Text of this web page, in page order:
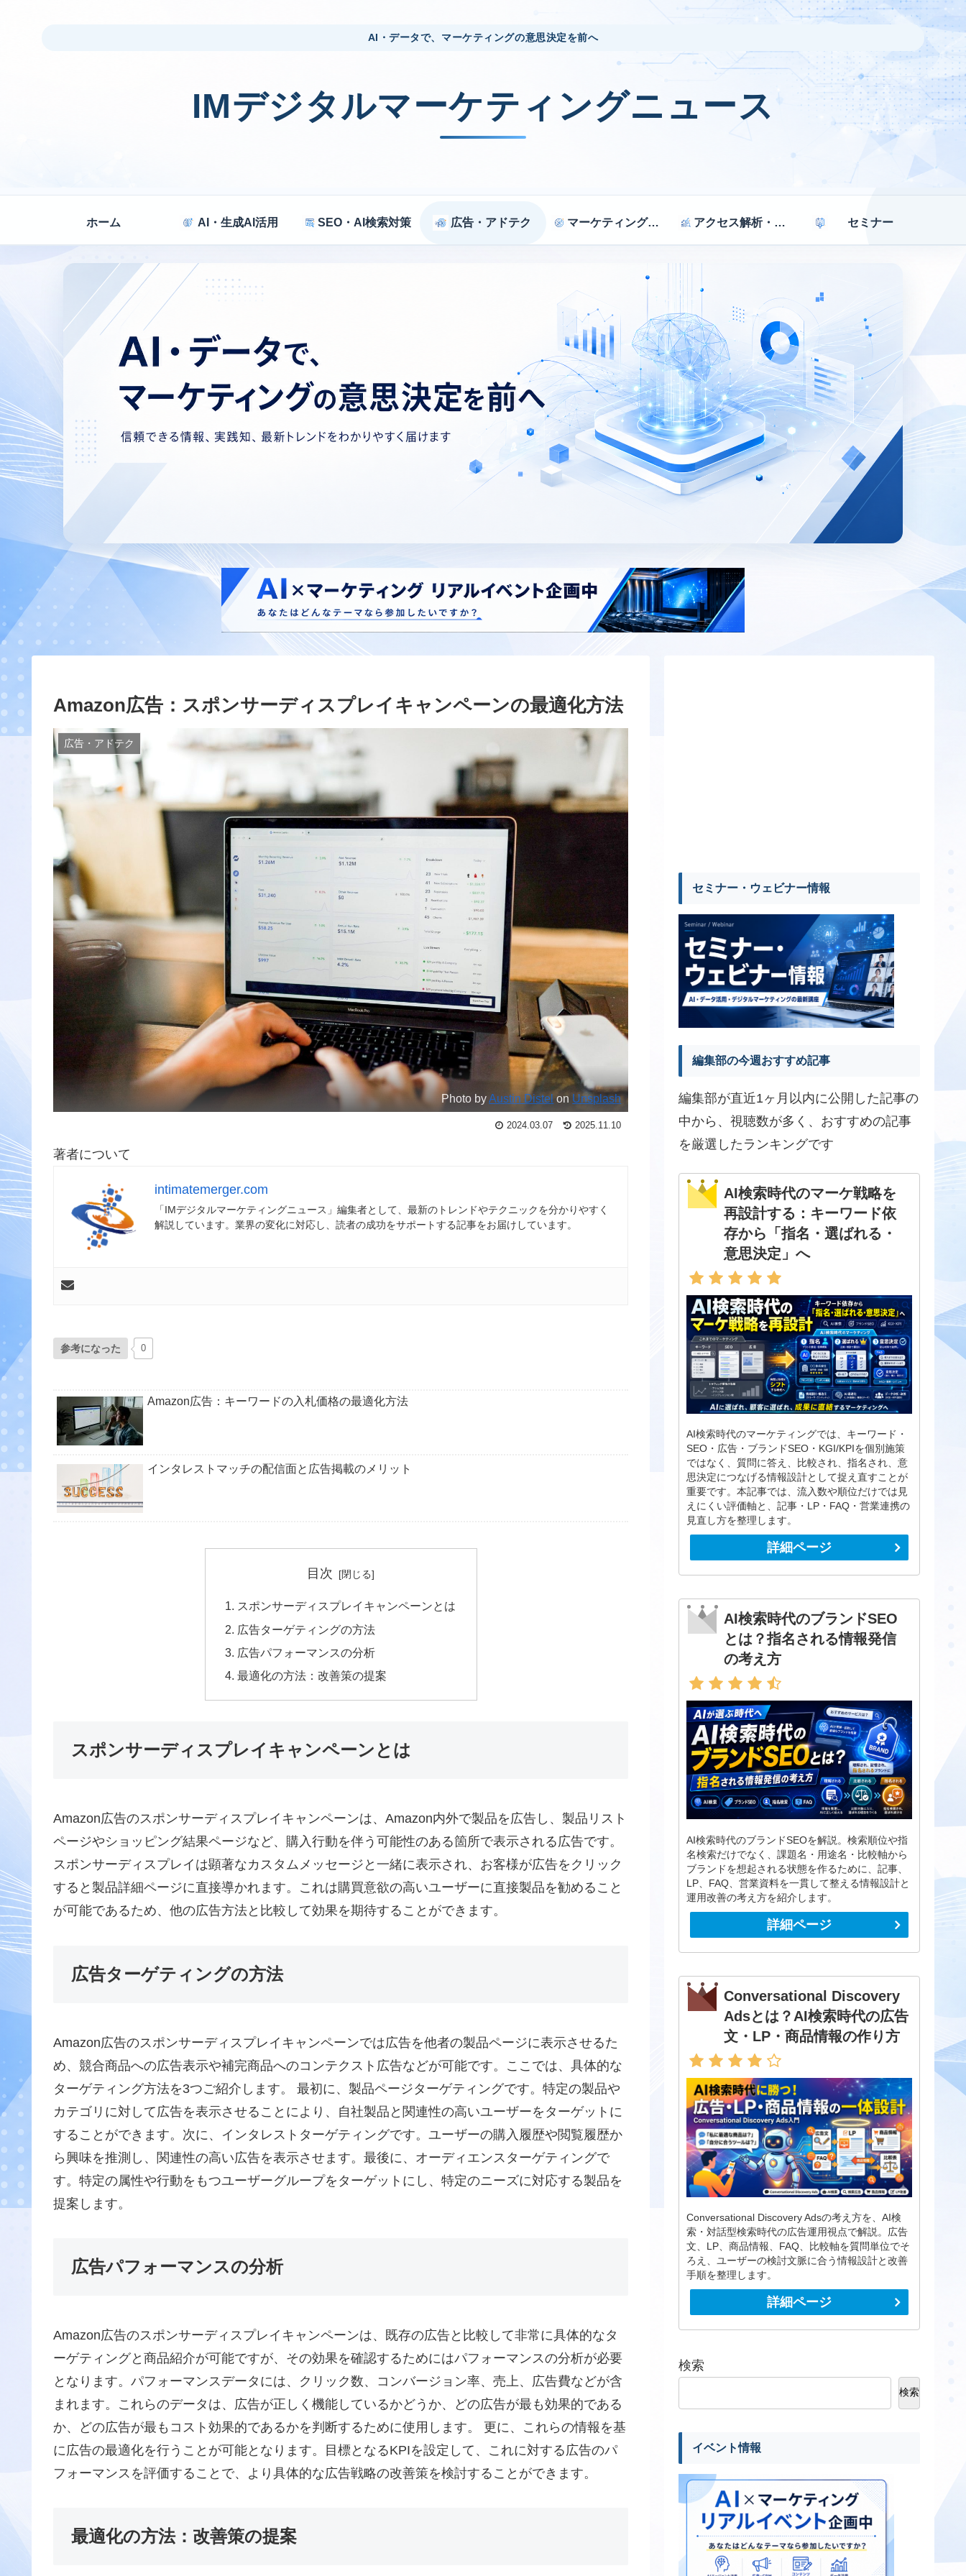
AI・データで、マーケティングの意思決定を前へ
IMデジタルマーケティングニュース
ホーム AI・生成AI活用 SEO・AI検索対策 広告・アドテク マーケティング戦略 アクセス解析・効果測定 セミナー
Amazon広告：スポンサーディスプレイキャンペーンの最適化方法
広告・アドテク
Photo byAustin Distelon Unsplash
2024.03.07 2025.11.10
著者について
intimatemerger.com
「IMデジタルマーケティングニュース」編集者として、最新のトレンドやテクニックを分かりやすく
解説しています。業界の変化に対応し、読者の成功をサポートする記事をお届けしています。
参考になった 0
Amazon広告：キーワードの入札価格の最適化方法
インタレストマッチの配信面と広告掲載のメリット
目次
スポンサーディスプレイキャンペーンとは
広告ターゲティングの方法
広告パフォーマンスの分析
最適化の方法：改善策の提案
スポンサーディスプレイキャンペーンとは
Amazon広告のスポンサーディスプレイキャンペーンは、Amazon内外で製品を広告し、製品リスト
ページやショッピング結果ページなど、購入行動を伴う可能性のある箇所で表示される広告です。
スポンサーディスプレイは顕著なカスタムメッセージと一緒に表示され、お客様が広告をクリック
すると製品詳細ページに直接導かれます。これは購買意欲の高いユーザーに直接製品を勧めること
が可能であるため、他の広告方法と比較して効果を期待することができます。
広告ターゲティングの方法
Amazon広告のスポンサーディスプレイキャンペーンでは広告を他者の製品ページに表示させるた
め、競合商品への広告表示や補完商品へのコンテクスト広告などが可能です。ここでは、具体的な
ターゲティング方法を3つご紹介します。 最初に、製品ページターゲティングです。特定の製品や
カテゴリに対して広告を表示させることにより、自社製品と関連性の高いユーザーをターゲットに
することができます。次に、インタレストターゲティングです。ユーザーの購入履歴や閲覧履歴か
ら興味を推測し、関連性の高い広告を表示させます。最後に、オーディエンスターゲティングで
す。特定の属性や行動をもつユーザーグループをターゲットにし、特定のニーズに対応する製品を
提案します。
広告パフォーマンスの分析
Amazon広告のスポンサーディスプレイキャンペーンは、既存の広告と比較して非常に具体的なタ
ーゲティングと商品紹介が可能ですが、その効果を確認するためにはパフォーマンスの分析が必要
となります。パフォーマンスデータには、クリック数、コンバージョン率、売上、広告費などが含
まれます。これらのデータは、広告が正しく機能しているかどうか、どの広告が最も効果的である
か、どの広告が最もコスト効果的であるかを判断するために使用します。 更に、これらの情報を基
に広告の最適化を行うことが可能となります。目標となるKPIを設定して、これに対する広告のパ
フォーマンスを評価することで、より具体的な広告戦略の改善策を検討することができます。
最適化の方法：改善策の提案
セミナー・ウェビナー情報
編集部の今週おすすめ記事
編集部が直近1ヶ月以内に公開した記事の
中から、視聴数が多く、おすすめの記事
を厳選したランキングです
AI検索時代のマーケ戦略を
再設計する：キーワード依
存から「指名・選ばれる・
意思決定」へ
AI検索時代のマーケティングでは、キーワード・
SEO・広告・ブランドSEO・KGI/KPIを個別施策
ではなく、質問に答え、比較され、指名され、意
思決定につなげる情報設計として捉え直すことが
重要です。本記事では、流入数や順位だけでは見
えにくい評価軸と、記事・LP・FAQ・営業連携の
見直し方を整理します。
詳細ページ
AI検索時代のブランドSEO
とは？指名される情報発信
の考え方
AI検索時代のブランドSEOを解説。検索順位や指
名検索だけでなく、課題名・用途名・比較軸から
ブランドを想起される状態を作るために、記事、
LP、FAQ、営業資料を一貫して整える情報設計と
運用改善の考え方を紹介します。
詳細ページ
Conversational Discovery
Adsとは？AI検索時代の広告
文・LP・商品情報の作り方
Conversational Discovery Adsの考え方を、AI検
索・対話型検索時代の広告運用視点で解説。広告
文、LP、商品情報、FAQ、比較軸を質問単位でそ
ろえ、ユーザーの検討文脈に合う情報設計と改善
手順を整理します。
詳細ページ
検索
検索
イベント情報